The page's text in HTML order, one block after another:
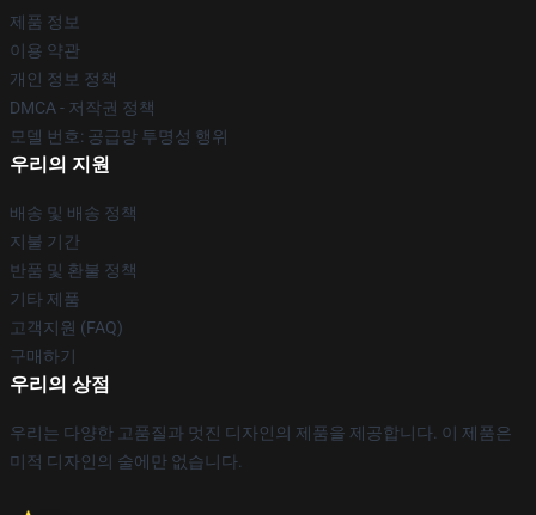
제품 정보
이용 약관
개인 정보 정책
DMCA - 저작권 정책
모델 번호: 공급망 투명성 행위
우리의 지원
배송 및 배송 정책
지불 기간
반품 및 환불 정책
기타 제품
고객지원 (FAQ)
구매하기
우리의 상점
우리는 다양한 고품질과 멋진 디자인의 제품을 제공합니다. 이 제품은
미적 디자인의 술에만 없습니다.